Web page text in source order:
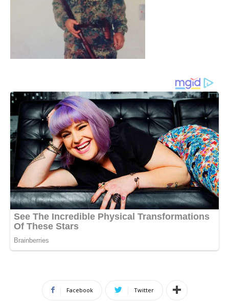
Facebook Twitter